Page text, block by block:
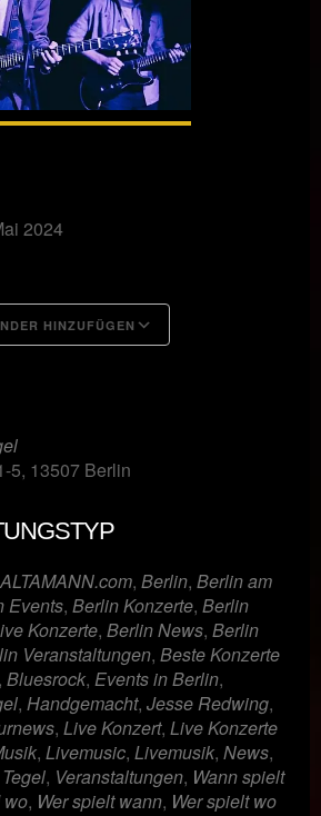
2024
HINZUFÜGEN
5, 13507 Berlin
ALTAMANN.com, Berlin, Berlin am
Events, Berlin Konzerte, Berlin
Konzerte, Berlin News, Berlin
Veranstaltungen, Beste Konzerte
, Bluesrock, Events in Berlin,
, Handgemacht, Jesse Redwing,
, Live Konzert, Live Konzerte
, Livemusic, Livemusik, News,
Tegel, Veranstaltungen, Wann spielt
wo, Wer spielt wann, Wer spielt wo